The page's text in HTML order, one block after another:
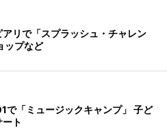
リで「スプラッシュ・チャレン
ップなど
で「ミュージックキャンプ」 子ど
ト